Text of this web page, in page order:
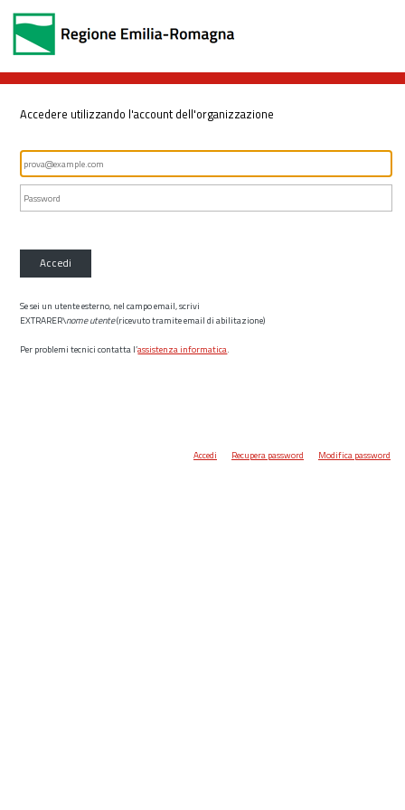
Accedere utilizzando l'account dell'organizzazione
Accedi
Se sei un utente esterno, nel campo email, scrivi
EXTRARER\nome utente(ricevuto tramite email di abilitazione)
Per problemi tecnici contatta l’assistenza informatica.
Accedi Recupera password Modifica password